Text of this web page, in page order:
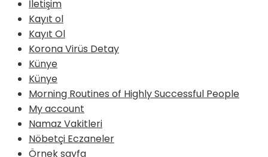
İletişim
Kayıt ol
Kayıt Ol
Korona Virüs Detay
Künye
Künye
Morning Routines of Highly Successful People
My account
Namaz Vakitleri
Nöbetçi Eczaneler
Örnek sayfa